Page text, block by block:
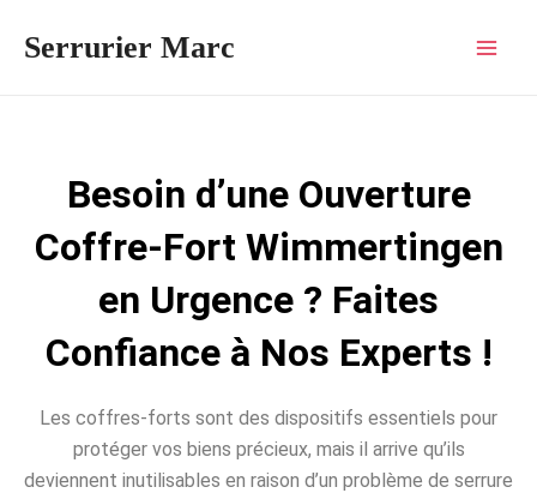
Serrurier Marc
Besoin d’une Ouverture
Coffre-Fort Wimmertingen
en Urgence ? Faites
Confiance à Nos Experts !
Les coffres-forts sont des dispositifs essentiels pour
protéger vos biens précieux, mais il arrive qu’ils
deviennent inutilisables en raison d’un problème de serrure